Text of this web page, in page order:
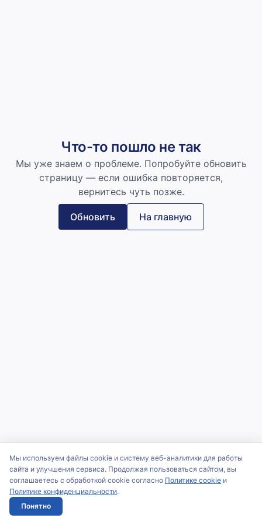
Что-то пошло не так
Мы уже знаем о проблеме. Попробуйте обновить
страницу — если ошибка повторяется,
вернитесь чуть позже.
Обновить На главную
Мы используем файлы cookie и систему веб-аналитики для работы
сайта и улучшения сервиса. Продолжая пользоваться сайтом, вы
соглашаетесь с обработкой cookie согласно Политике cookie и
Политике конфиденциальности.
Понятно